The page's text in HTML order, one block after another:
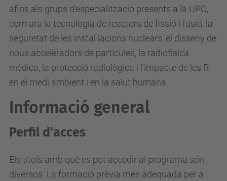
afins als grups d’especialització presents a la UPC,
com ara la tecnologia de reactors de fissió i fusió, la
seguretat de les instal·lacions nuclears, el disseny de
nous acceleradors de partícules, la radiofísica
mèdica, la protecció radiològica i l’impacte de les RI
en el medi ambient i en la salut humana.
Informació general
Perfil d'acces
Els títols amb què es pot accedir al programa són
diversos. La formació prèvia més adequada per a